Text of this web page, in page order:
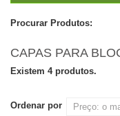
Procurar Produtos:
CAPAS PARA
Existem 4 produtos.
Ordenar por